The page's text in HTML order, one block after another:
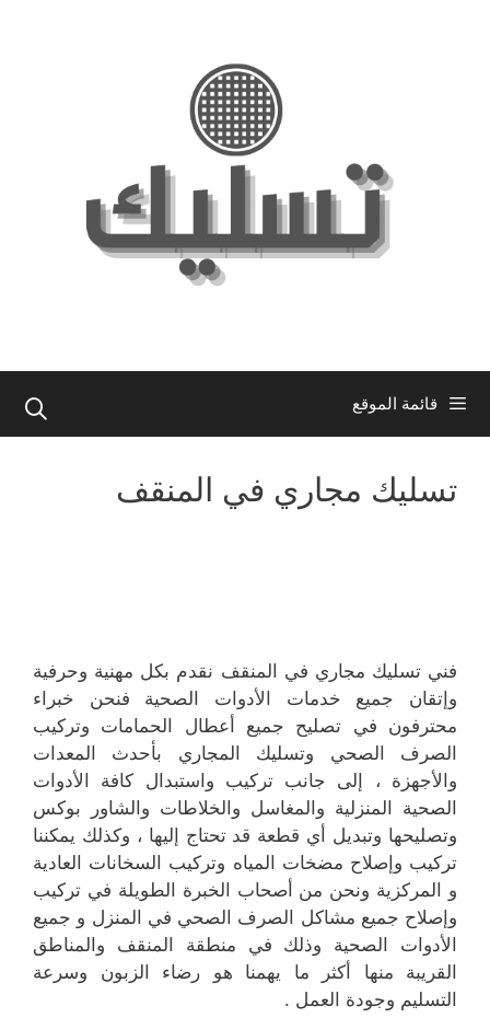
قائمة الموقع
تسليك مجاري في المنقف
فني تسليك مجاري في المنقف نقدم بكل مهنية وحرفية
وإتقان جميع خدمات الأدوات الصحية فنحن خبراء
محترفون في تصليح جميع أعطال الحمامات وتركيب
الصرف الصحي وتسليك المجاري بأحدث المعدات
والأجهزة ، إلى جانب تركيب واستبدال كافة الأدوات
الصحية المنزلية والمغاسل والخلاطات والشاور بوكس
وتصليحها وتبديل أي قطعة قد تحتاج إليها ، وكذلك يمكننا
تركيب وإصلاح مضخات المياه وتركيب السخانات العادية
و المركزية ونحن من أصحاب الخبرة الطويلة في تركيب
وإصلاح جميع مشاكل الصرف الصحي في المنزل و جميع
الأدوات الصحية وذلك في منطقة المنقف والمناطق
القريبة منها أكثر ما يهمنا هو رضاء الزبون وسرعة
التسليم وجودة العمل .